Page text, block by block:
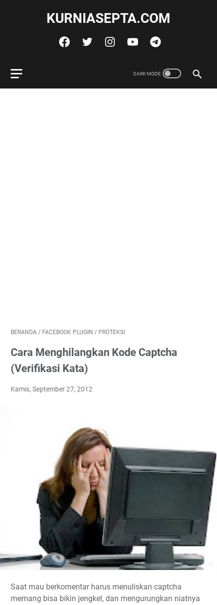
KURNIASEPTA.COM
BERANDA / FACEBOOK PLUGIN / PROTEKSI
Cara Menghilangkan Kode Captcha
(Verifikasi Kata)
Kamis, September 27, 2012
Saat mau berkomentar harus menuliskan captcha
memang bisa bikin jengkel, dan mengurungkan niatnya